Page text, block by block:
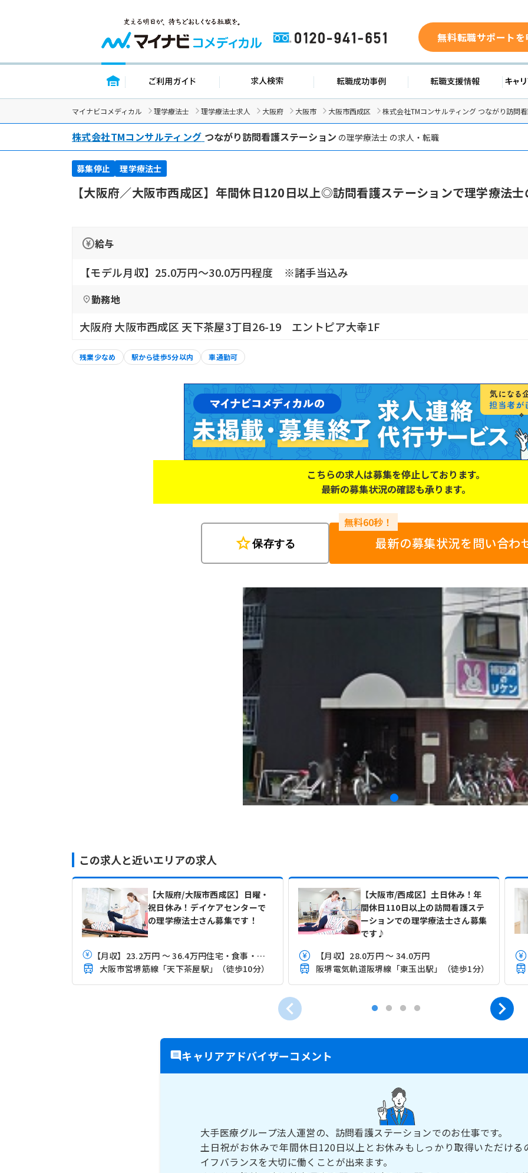
0120-941-651 無料転職サポート
トップページ ご利用ガイド 求人検索 転職成功事例 転職支
マイナビコメディカル 理学療法士 理学療法士求人 大阪府 大阪市 大阪市西成区 株式会社TMコンサルティング つながり訪問
株式会社TMコンサルティング つながり訪問看護ステーション の理学療法士 の求人・転職
募集停止 理学療法士
【大阪府／大阪市西成区】年間休日120日以上◎訪問看護ステーションで理学療法
給与
【モデル月収】25.0万円〜30.0万円程度 ※諸手当込み
勤務地
大阪府 大阪市西成区 天下茶屋3丁目26-19 エントピア大幸1F
残業少なめ 駅から徒歩5分以内 車通勤可
こちらの求人は募集を停止しております。
最新の募集状況の確認も承ります。
star保存する 最新の募集状況を問い合わ
この求人と近いエリアの求人
【大阪府/大阪市西成区】日曜・
祝日休み！デイケアセンターで
の理学療法士さん募集です！
【月収】23.2万円 ～ 36.4万円住宅・食事・福利・ペア手当込 ※経験により異なる
大阪市営堺筋線「天下茶屋駅」（徒歩10分）
【大阪市/西成区】土日休み！年
間休日110日以上の訪問看護ステ
ーションでの理学療法士さん募集
です♪
【月収】28.0万円 ～ 34.0万円
阪堺電気軌道阪堺線「東玉出駅」（徒歩1分）
キャリアアドバイザーコメント
大手医療グループ法人運営の、訪問看護ステーションでのお仕事です。
土日祝がお休みで年間休日120日以上とお休みもしっかり取得いただける
イフバランスを大切に働くことが出来ます。